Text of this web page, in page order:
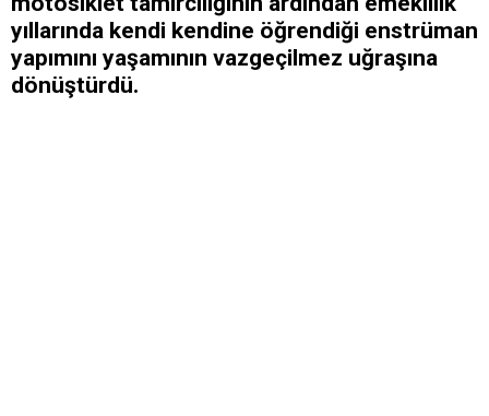
yıllarında kendi kendine öğrendiği enstrüman
yapımını yaşamının vazgeçilmez uğraşına
dönüştürdü.